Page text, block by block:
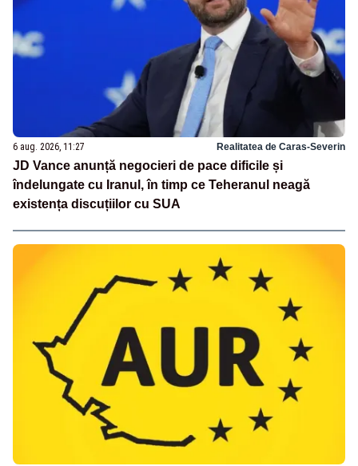
6 aug. 2026, 11:27 Realitatea de Caras-Severin
JD Vance anunță negocieri de pace dificile și
îndelungate cu Iranul, în timp ce Teheranul neagă
existența discuțiilor cu SUA